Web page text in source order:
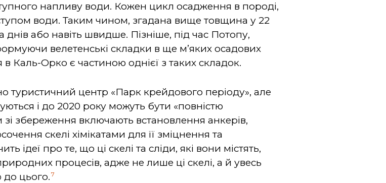
напливу води. Кожен цикл осадження в породі,
води. Таким чином, згадана вище товщина у 22
днів або навіть швидше. Пізніше, під час Потопу,
велетенські складки в ще м’яких осадових
Каль-Орко є частиною однієї з таких складок.
туристичний центр «Парк крейдового періоду», але
і до 2020 року можуть бути «повністю
збереження включають встановлення анкерів,
скелі хімікатами для її зміцнення та
ідеї про те, що ці скелі та сліди, які вони містять,
процесів, адже не лише ці скелі, а й увесь
до цього. 7